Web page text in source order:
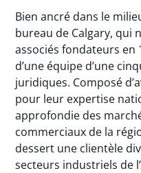
Bien ancré dans le
bureau de Calgary, qui
associés fondateurs en
d’une équipe d’une
juridiques. Composé
pour leur expertise
approfondie des
commerciaux de la
dessert une clientèle
secteurs industriels de